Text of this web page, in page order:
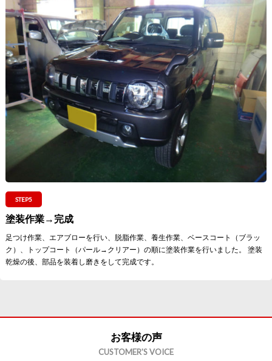
STEP5
塗装作業→完成
足つけ作業、エアブローを行い、脱脂作業、養生作業、ベースコート（ブラッ
ク）、トップコート（パール→クリアー）の順に塗装作業を行いました。 塗装
乾燥の後、部品を装着し磨きをして完成です。
お客様の声
CUSTOMER'S VOICE